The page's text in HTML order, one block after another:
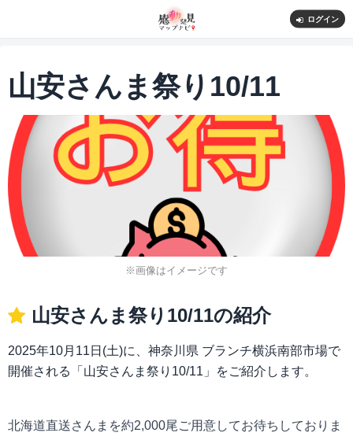
ログイン
山安さんま祭り10/11
※画像はイメージです
山安さんま祭り10/11の紹介
2025年10月11日(土)に、神奈川県 ブランチ横浜南部市場で
開催される「山安さんま祭り10/11」をご紹介します。
北海道直送さんまを約2,000尾ご用意してお待ちしておりま